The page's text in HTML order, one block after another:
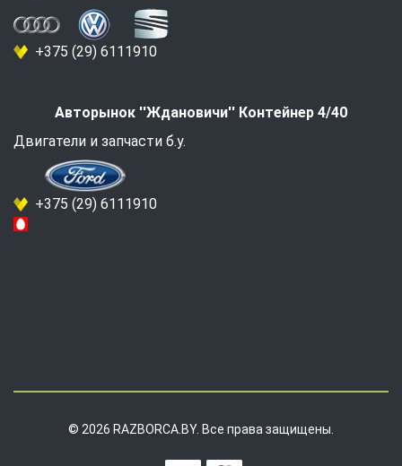
+375 (29) 6111910
Авторынок ''Ждановичи'' Контейнер 4/40
Двигатели и запчасти б.у.
+375 (29) 6111910
© 2026 RAZBORCA.BY. Все права защищены.